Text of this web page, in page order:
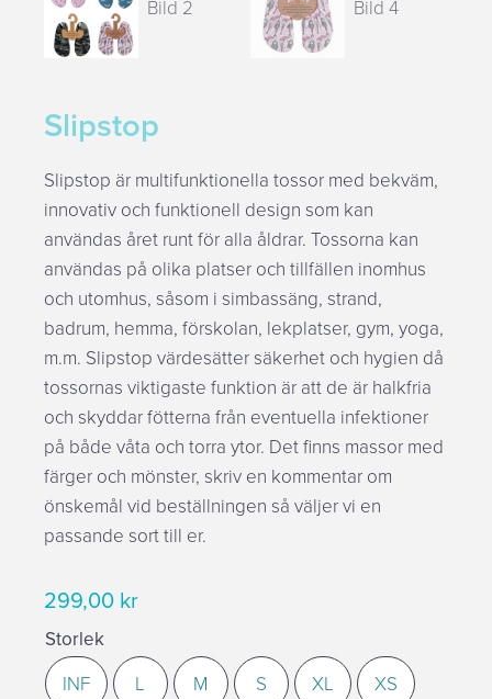
Schema & Anmälan
Varukorg
Slipstop
Slipstop är multifunktionella tossor med bekväm,
innovativ och funktionell design som kan
användas året runt för alla åldrar. Tossorna kan
användas på olika platser och tillfällen inomhus
och utomhus, såsom i simbassäng, strand,
badrum, hemma, förskolan, lekplatser, gym, yoga,
m.m. Slipstop värdesätter säkerhet och hygien då
tossornas viktigaste funktion är att de är halkfria
och skyddar fötterna från eventuella infektioner
på både våta och torra ytor. Det finns massor med
färger och mönster, skriv en kommentar om
önskemål vid beställningen så väljer vi en
passande sort till er.
299,00 kr
Storlek
INF L M S XL XS